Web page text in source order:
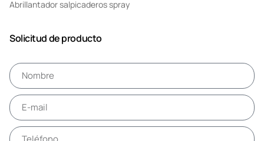
Abrillantador salpicaderos spray
Solicitud de producto